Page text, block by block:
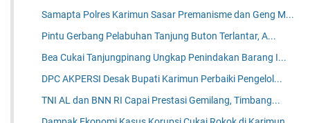
Samapta Polres Karimun Sasar Premanisme dan Geng M...
Pintu Gerbang Pelabuhan Tanjung Buton Terlantar, A...
Bea Cukai Tanjungpinang Ungkap Penindakan Barang I...
DPC AKPERSI Desak Bupati Karimun Perbaiki Pengelol...
TNI AL dan BNN RI Capai Prestasi Gemilang, Timbang...